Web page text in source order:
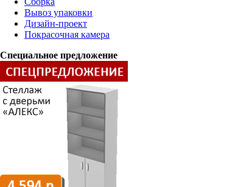
Вывоз упаковки
Дизайн-проект
Покрасочная камера
Специальное предложение